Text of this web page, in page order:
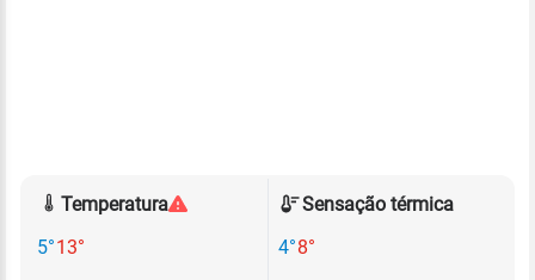
Temperatura
5°13°
Sensação térmica
4°8°